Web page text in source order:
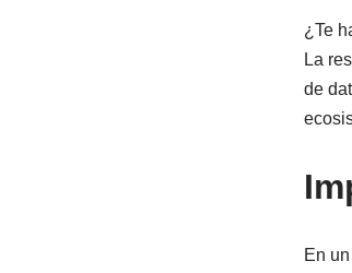
¿Te
La
de
En